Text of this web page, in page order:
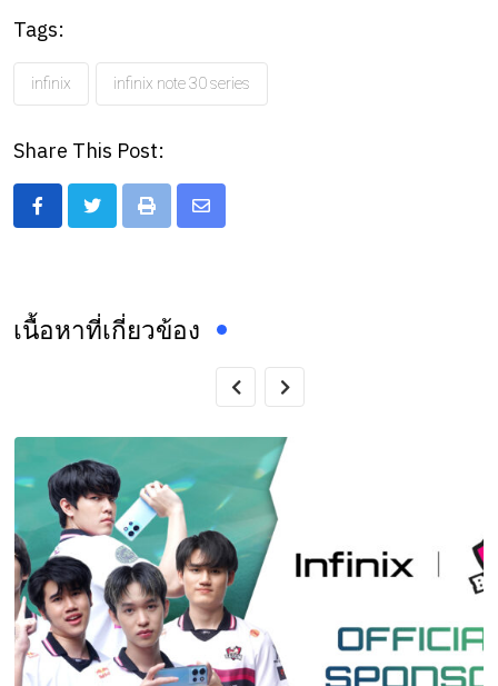
Tags:
infinix infinix note 30 series
Share This Post:
Print
Share
เนื้อหาที่เกี่ยวข้อง